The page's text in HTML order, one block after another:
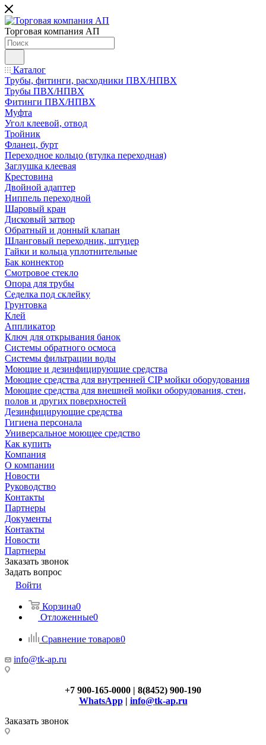
Торговая компания АП
Каталог
Трубы, фитинги, расходники ПВХ/НПВХ
Трубы ПВХ/НПВХ
Фитинги ПВХ/НПВХ
Муфта
Угол клеевой, отвод
Тройник
Фланец, бурт
Переходное кольцо (втулка переходная)
Заглушка клеевая
Крестовина
Двойной адаптер
Ниппель переходной
Шаровый кран
Дисковый затвор
Обратный и донный клапан
Шланговый переходник, штуцер
Гайки и кольца уплотнительные
Бак коннектор
Смотровое стекло
Опора для трубы
Седелка под склейку
Грунтовка
Клей
Аппликатор
Ключ для открывания банок
Системы обратного осмоса
Системы фильтрации воды
Моющие и дезинфицирующие средства
Моющие средства для внутренней CIP мойки оборудования
Моющие средства для внешней мойки оборудования, стен,
полов и других поверхностей
Дезинфицирующие средства
Гигиена персонала
Универсальное моющее средство
Как купить
Компания
О компании
Новости
Руководство
Контакты
Партнеры
Документы
Контакты
Новости
Партнеры
Заказать звонок
Задать вопрос
Войти
Корзина0
Отложенные0
Сравнение товаров0
info@tk-ap.ru
+7 900-165-0000 | 8(8452) 900-190
WhatsApp| info@tk-ap.ru
Заказать звонок